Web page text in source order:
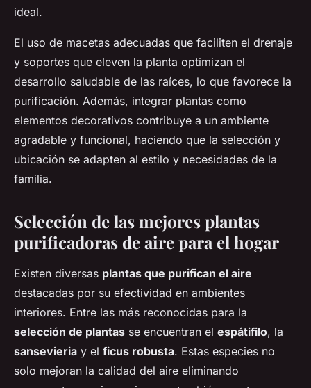
ideal.
El uso de macetas adecuadas que faciliten el drenaje
y soportes que eleven la planta optimizan el
desarrollo saludable de las raíces, lo que favorece la
purificación. Además, integrar plantas como
elementos decorativos contribuye a un ambiente
agradable y funcional, haciendo que la selección y
ubicación se adapten al estilo y necesidades de la
familia.
Selección de las mejores plantas
purificadoras de aire para el hogar
Existen diversas plantas que purifican el aire
destacadas por su efectividad en ambientes
interiores. Entre las más reconocidas para la
selección de plantas se encuentran el espátifilo, la
sansevieria y el ficus robusta. Estas especies no
solo mejoran la calidad del aire eliminando